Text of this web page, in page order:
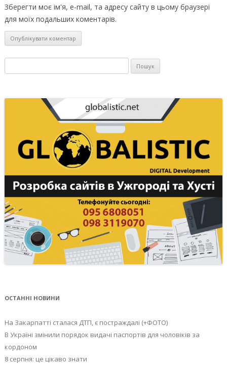
Зберегти моє ім'я, e-mail, та адресу сайту в цьому браузері
для моїх подальших коментарів.
ОСТАННІ НОВИНИ
На Закарпатті сталася ДТП, є постраждалі (+ФОТО)
В Україні змінили порядок видачі паспортів для чоловіків за
кордоном
8 серпня: це цікаво знати